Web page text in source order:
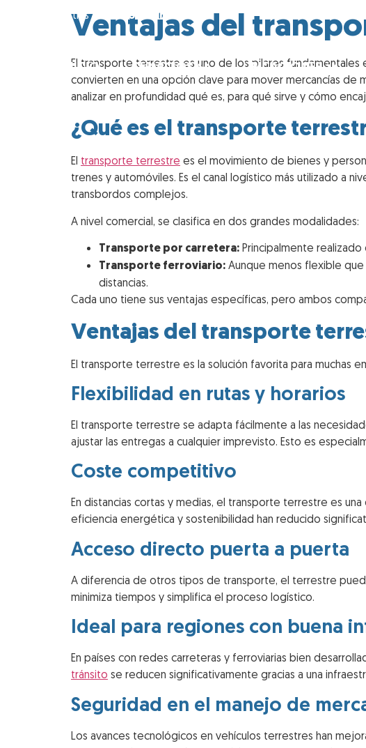
Lean Logistics · Soluciones integrales
INICIO SERVICIOS UBICACIONES
Ventajas del
El transporte terrestre es uno de los pilares
convierten en una opción clave para mover mercancías de
analizar en profundidad qué es, para qué sirve y cómo
¿Qué es el transporte
El transporte terrestre es el movimiento de bienes y
trenes y automóviles. Es el canal logístico más utilizado a
transbordos complejos.
A nivel comercial, se clasifica en dos grandes modalidades:
Transporte por carretera: Principalmente
Transporte ferroviario: Aunque menos flexible
distancias.
Cada uno tiene sus ventajas específicas, pero ambos
Ventajas del transporte
El transporte terrestre es la solución favorita para muchas
Flexibilidad en rutas y horarios
El transporte terrestre se adapta fácilmente a las
ajustar las entregas a cualquier imprevisto. Esto es
Coste competitivo
En distancias cortas y medias, el transporte terrestre es
eficiencia energética y sostenibilidad han reducido
Acceso directo puerta a puerta
A diferencia de otros tipos de transporte, el terrestre
minimiza tiempos y simplifica el proceso logístico.
Ideal para regiones con buena
En países con redes carreteras y ferroviarias bien
tránsito se reducen significativamente gracias a una
Seguridad en el manejo de
Los avances tecnológicos en vehículos terrestres han